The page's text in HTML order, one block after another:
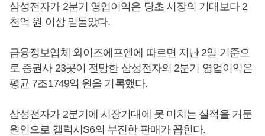
삼성전자가 2분기 영업이익은 당초 시장의 기대보다 2
천억 원 이상 밑돌았다.
금융정보업체 와이즈에프엔에 따르면 지난 2일 기준으
로 증권사 23곳이 전망한 삼성전자의 2분기 영업이익은
평균 7조1749억 원을 기록했다.
삼성전자가 2분기에 시장기대에 못 미치는 실적을 거둔
원인으로 갤럭시S6의 부진한 판매가 꼽힌다.